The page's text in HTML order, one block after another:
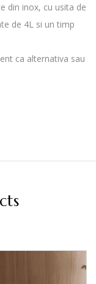
din inox, cu usita de
de 4L si un timp
ca alternativa sau